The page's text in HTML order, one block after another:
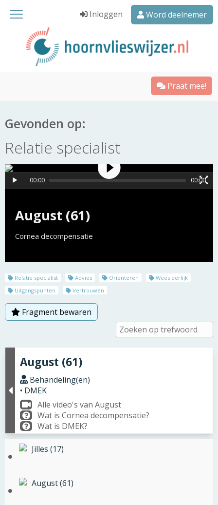
Inloggen Word deelnemer
Praat mee!
Gevonden op:
Relatie specialist
August (61)
Cornea decompensatie
00:00 00:00
Relatie specialist Advies Orienteren
Wees eerlijk
Uitgangspunten
Vertrouwen
Fragment bewaren
August (61)
Behandeling(en)
• DMEK
Alle video's van August
Wat is Cornea decompensatie?
Wat is DMEK?
Jilles (17)
August (61)